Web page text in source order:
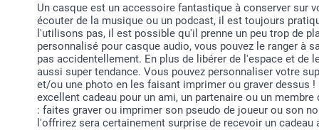
Un casque est un accessoire fantastique à conserver sur
écouter de la musique ou un podcast, il est toujours
l'utilisons pas, il est possible qu'il prenne un peu trop de
personnalisé pour casque audio, vous pouvez le ranger à
pas accidentellement. En plus de libérer de l'espace et de
aussi super tendance. Vous pouvez personnaliser votre
et/ou une photo en les faisant imprimer ou graver dessus
excellent cadeau pour un ami, un partenaire ou un
: faites graver ou imprimer son pseudo de joueur ou son
l'offrirez sera certainement surprise de recevoir un cadeau